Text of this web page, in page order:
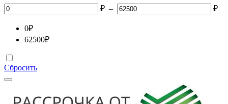
₽ – ₽
0₽
62500₽
Сбросить